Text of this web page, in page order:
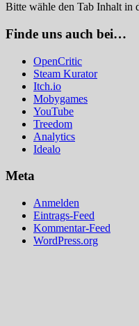
Bitte wähle den Tab Inhalt in
Finde uns auch bei…
OpenCritic
Steam Kurator
Itch.io
Mobygames
YouTube
Treedom
Analytics
Idealo
Meta
Anmelden
Eintrags-Feed
Kommentar-Feed
WordPress.org